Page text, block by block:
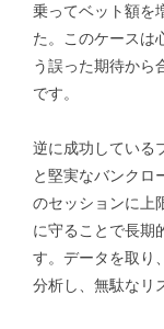
乗ってベット額を
た。このケースは
う誤った期待から
です。
逆に成功している
と堅実なバンクロ
のセッションに上
に守ることで長期
す。データを取り
分析し、無駄なリ